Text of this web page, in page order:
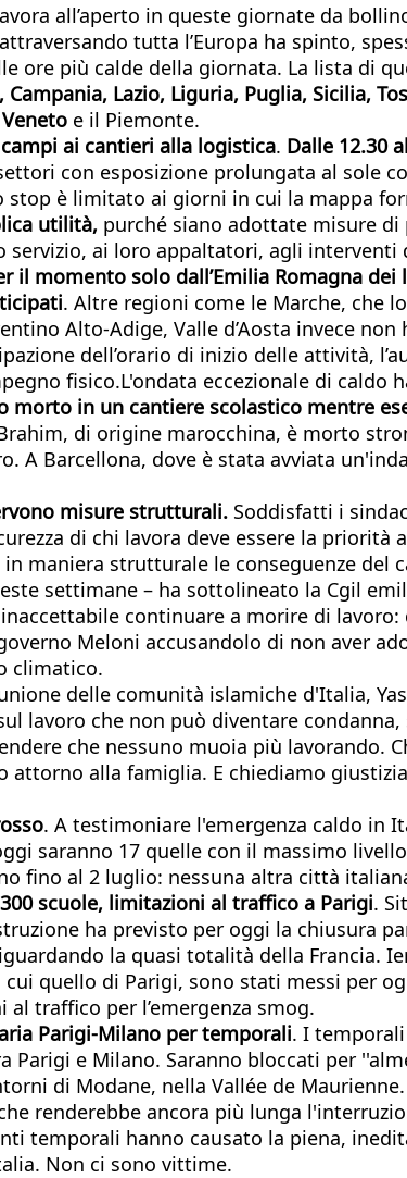
all’aperto in queste giornate da
tutta l’Europa ha spinto,
ore più calde della giornata. La lista di
Lazio, Liguria, Puglia, Sicilia,
e il Piemonte.
ai cantieri alla logistica. Dalle 12.30
con esposizione prolungata al sole
stop è limitato ai giorni in cui la mappa
utilità, purché siano adottate misure di
servizio, ai loro appaltatori, agli
il momento solo dall’Emilia Romagna
. Altre regioni come le Marche, che
Alto-Adige, Valle d’Aosta invece
dell’orario di inizio delle attività,
fisico.L'ondata eccezionale di caldo
morto in un cantiere scolastico mentre
di origine marocchina, è morto
A Barcellona, dove è stata avviata
misure strutturali. Soddisfatti i
di chi lavora deve essere la
maniera strutturale le conseguenze
settimane – ha sottolineato la Cgil
continuare a morire di
Meloni accusandolo di non aver
climatico.
delle comunità islamiche d'Italia,
lavoro che non può diventare
che nessuno muoia più lavorando.
attorno alla famiglia. E chiediamo
. A testimoniare l'emergenza caldo in
saranno 17 quelle con il massimo
fino al 2 luglio: nessuna altra città
scuole, limitazioni al traffico a Parigi.
ha previsto per oggi la chiusura
la quasi totalità della Francia.
quello di Parigi, sono stati messi per
traffico per l’emergenza smog.
Parigi-Milano per temporali. I
Parigi e Milano. Saranno bloccati per
di Modane, nella Vallée de
renderebbe ancora più lunga
temporali hanno causato la piena,
Non ci sono vittime.